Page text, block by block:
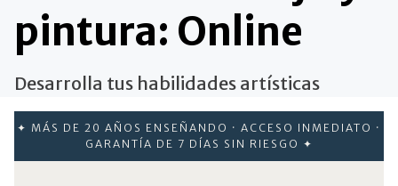
pintura: Online
Desarrolla tus habilidades artísticas
✦ MÁS DE 20 AÑOS ENSEÑANDO · ACCESO INMEDIATO ·
GARANTÍA DE 7 DÍAS SIN RIESGO ✦